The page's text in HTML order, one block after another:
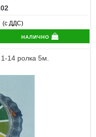
(с ДДС)
налично
14 ролка 5м.